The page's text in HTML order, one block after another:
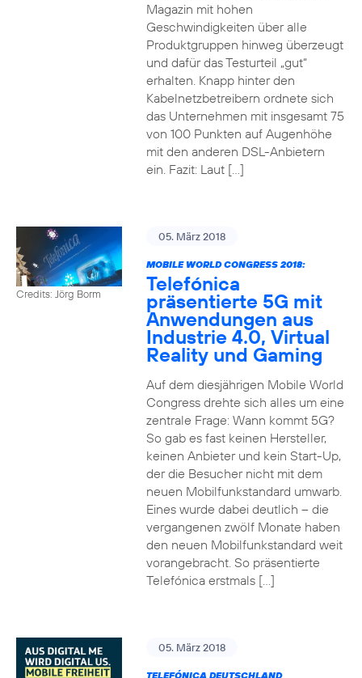
Magazin mit hohen
Geschwindigkeiten über alle
Produktgruppen hinweg überzeugt
und dafür das Testurteil „gut“
erhalten. Knapp hinter den
Kabelnetzbetreibern ordnete sich
das Unternehmen mit insgesamt 75
von 100 Punkten auf Augenhöhe
mit den anderen DSL-Anbietern
ein. Fazit: Laut […]
Credits: Jörg Borm
05. März 2018
MOBILE WORLD CONGRESS 2018:
Telefónica
präsentierte 5G mit
Anwendungen aus
Industrie 4.0, Virtual
Reality und Gaming
Auf dem diesjährigen Mobile World
Congress drehte sich alles um eine
zentrale Frage: Wann kommt 5G?
So gab es fast keinen Hersteller,
keinen Anbieter und kein Start-Up,
der die Besucher nicht mit dem
neuen Mobilfunkstandard umwarb.
Eines wurde dabei deutlich – die
vergangenen zwölf Monate haben
den neuen Mobilfunkstandard weit
vorangebracht. So präsentierte
Telefónica erstmals […]
05. März 2018
TELEFÓNICA DEUTSCHLAND